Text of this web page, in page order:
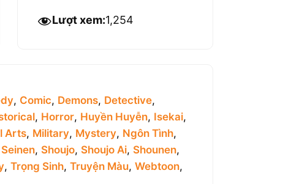
Lượt xem:1,254
, Comic, Demons, Detective,
, Horror, Huyền Huyễn, Isekai,
Arts, Military, Mystery, Ngôn Tình,
Seinen, Shoujo, Shoujo Ai, Shounen,
, Trọng Sinh, Truyện Màu, Webtoon,